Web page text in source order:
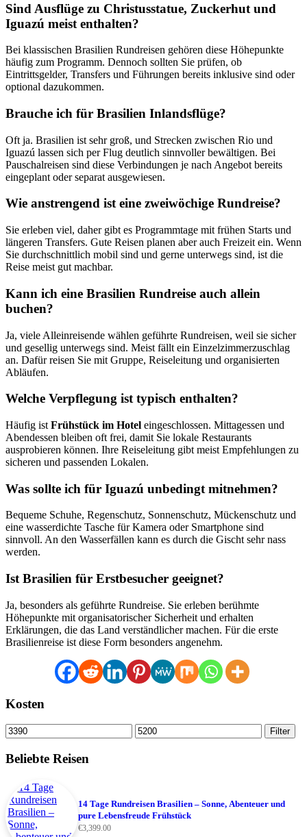
Sind Ausflüge zu Christusstatue, Zuckerhut und
Iguazú meist enthalten?
Bei klassischen Brasilien Rundreisen gehören diese Höhepunkte
häufig zum Programm. Dennoch sollten Sie prüfen, ob
Eintrittsgelder, Transfers und Führungen bereits inklusive sind oder
optional dazukommen.
Brauche ich für Brasilien Inlandsflüge?
Oft ja. Brasilien ist sehr groß, und Strecken zwischen Rio und
Iguazú lassen sich per Flug deutlich sinnvoller bewältigen. Bei
Pauschalreisen sind diese Verbindungen je nach Angebot bereits
eingeplant oder separat ausgewiesen.
Wie anstrengend ist eine zweiwöchige Rundreise?
Sie erleben viel, daher gibt es Programmtage mit frühen Starts und
längeren Transfers. Gute Reisen planen aber auch Freizeit ein. Wenn
Sie durchschnittlich mobil sind und gerne unterwegs sind, ist die
Reise meist gut machbar.
Kann ich eine Brasilien Rundreise auch allein
buchen?
Ja, viele Alleinreisende wählen geführte Rundreisen, weil sie sicher
und gesellig unterwegs sind. Meist fällt ein Einzelzimmerzuschlag
an. Dafür reisen Sie mit Gruppe, Reiseleitung und organisierten
Abläufen.
Welche Verpflegung ist typisch enthalten?
Häufig ist Frühstück im Hotel eingeschlossen. Mittagessen und
Abendessen bleiben oft frei, damit Sie lokale Restaurants
ausprobieren können. Ihre Reiseleitung gibt meist Empfehlungen zu
sicheren und passenden Lokalen.
Was sollte ich für Iguazú unbedingt mitnehmen?
Bequeme Schuhe, Regenschutz, Sonnenschutz, Mückenschutz und
eine wasserdichte Tasche für Kamera oder Smartphone sind
sinnvoll. An den Wasserfällen kann es durch die Gischt sehr nass
werden.
Ist Brasilien für Erstbesucher geeignet?
Ja, besonders als geführte Rundreise. Sie erleben berühmte
Höhepunkte mit organisatorischer Sicherheit und erhalten
Erklärungen, die das Land verständlicher machen. Für die erste
Brasilienreise ist diese Form besonders angenehm.
Kosten
Min.
Preis
Max.
Preis
Filter
Beliebte Reisen
14 Tage Rundreisen Brasilien – Sonne, Abenteuer und
pure Lebensfreude Frühstück
€3,399.00